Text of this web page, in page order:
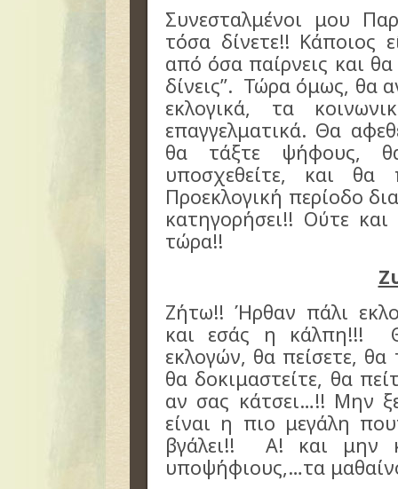
Συνεσταλμένοι μου
τόσα δίνετε!! Κάποιος
από όσα παίρνεις και
δίνεις”. Τώρα όμως, θα
εκλογικά, τα
επαγγελματικά. Θα
θα τάξτε ψήφους,
υποσχεθείτε, και θα
Προεκλογική περίοδο
κατηγορήσει!! Ούτε
τώρα!!
Ζήτω!! Ήρθαν πάλι
και εσάς η κάλπη!!!
εκλογών, θα πείσετε,
θα δοκιμαστείτε, θα
αν σας κάτσει…!! Μην
είναι η πιο μεγάλη
βγάλει!! Α! και μην
υποψήφιους,…τα